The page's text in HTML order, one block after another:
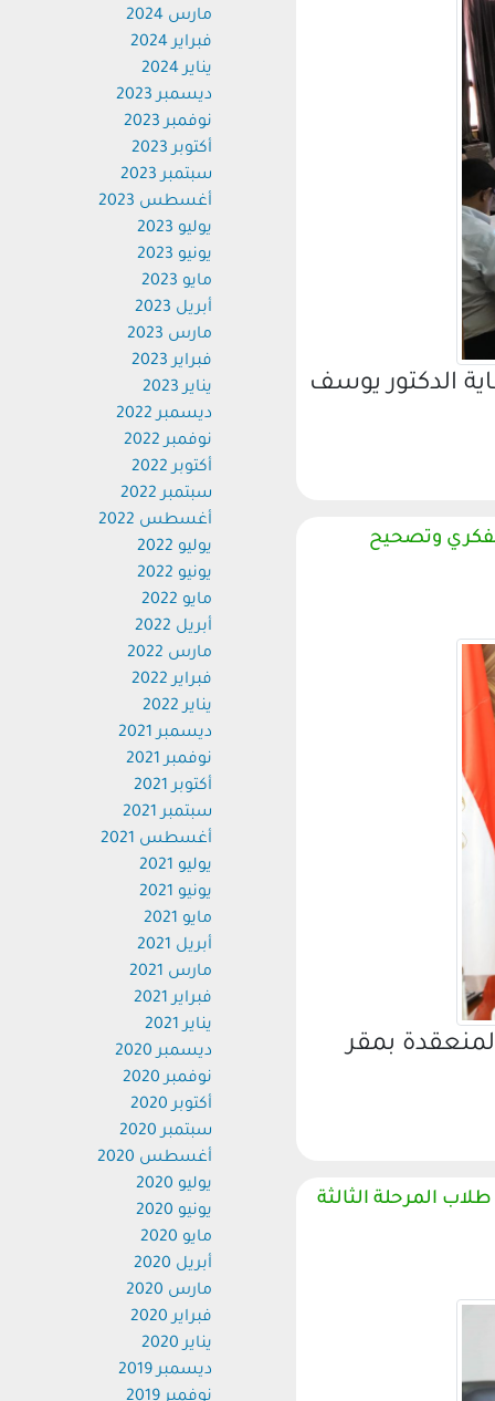
الدكتور يوسف
وتصحيح
بمقر
المرحلة الثالثة
مارس 2024
فبراير 2024
يناير 2024
ديسمبر 2023
نوفمبر 2023
أكتوبر 2023
سبتمبر 2023
أغسطس 2023
يوليو 2023
يونيو 2023
مايو 2023
أبريل 2023
مارس 2023
فبراير 2023
يناير 2023
ديسمبر 2022
نوفمبر 2022
أكتوبر 2022
سبتمبر 2022
أغسطس 2022
يوليو 2022
يونيو 2022
مايو 2022
أبريل 2022
مارس 2022
فبراير 2022
يناير 2022
ديسمبر 2021
نوفمبر 2021
أكتوبر 2021
سبتمبر 2021
أغسطس 2021
يوليو 2021
يونيو 2021
مايو 2021
أبريل 2021
مارس 2021
فبراير 2021
يناير 2021
ديسمبر 2020
نوفمبر 2020
أكتوبر 2020
سبتمبر 2020
أغسطس 2020
يوليو 2020
يونيو 2020
مايو 2020
أبريل 2020
مارس 2020
فبراير 2020
يناير 2020
ديسمبر 2019